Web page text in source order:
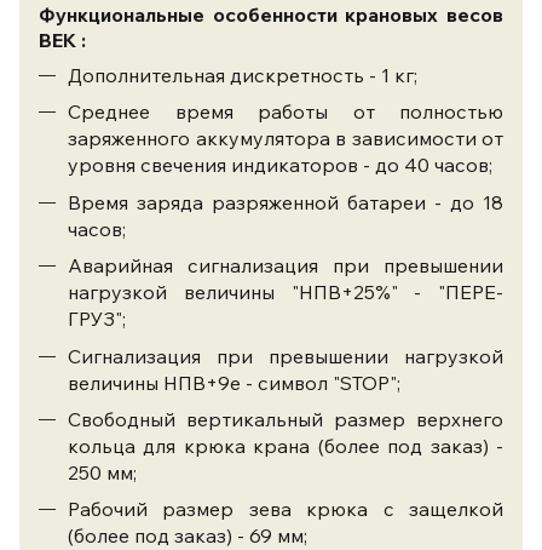
Функциональные особенности крановых весов
ВЕК :
Дополнительная дискретность - 1 кг;
Среднее время работы от полностью
заряженного аккумулятора в зависимости от
уровня свечения индикаторов - до 40 часов;
Время заряда разряженной батареи - до 18
часов;
Аварийная сигнализация при превышении
нагрузкой величины "НПВ+25%" - "ПЕРЕ-
ГРУЗ";
Сигнализация при превышении нагрузкой
величины НПВ+9е - символ "STOP";
Свободный вертикальный размер верхнего
кольца для крюка крана (более под заказ) -
250 мм;
Рабочий размер зева крюка с защелкой
(более под заказ) - 69 мм;